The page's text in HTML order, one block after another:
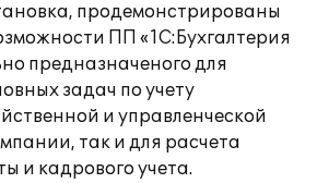
продемонстрированы
ПП «1С:Бухгалтерия
предназначеного для
задач по учету
и управленческой
так и для расчета
и кадрового учета.